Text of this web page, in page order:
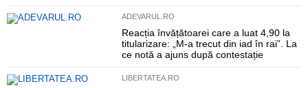
ADEVARUL.RO
Reacția învățătoarei care a luat 4,90 la
titularizare: „M-a trecut din iad în rai”. La
ce notă a ajuns după contestație
LIBERTATEA.RO